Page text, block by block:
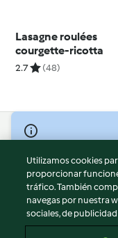
Lasagne roulées
courgette-ricotta
2.7 (48)
© Copyright 2026
Términos de uso
Política de privacidad
Aviso legal
Información legal
Utilizamos cookies
proporcionar
tráfico. También
navegas por nuestra
sociales, de